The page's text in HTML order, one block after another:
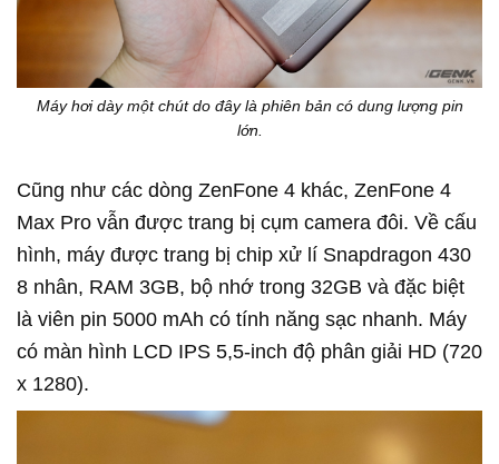
Máy hơi dày một chút do đây là phiên bản có dung lượng pin
lớn.
Cũng như các dòng ZenFone 4 khác, ZenFone 4
Max Pro vẫn được trang bị cụm camera đôi. Về cấu
hình, máy được trang bị chip xử lí Snapdragon 430
8 nhân, RAM 3GB, bộ nhớ trong 32GB và đặc biệt
là viên pin 5000 mAh có tính năng sạc nhanh. Máy
có màn hình LCD IPS 5,5-inch độ phân giải HD (720
x 1280).